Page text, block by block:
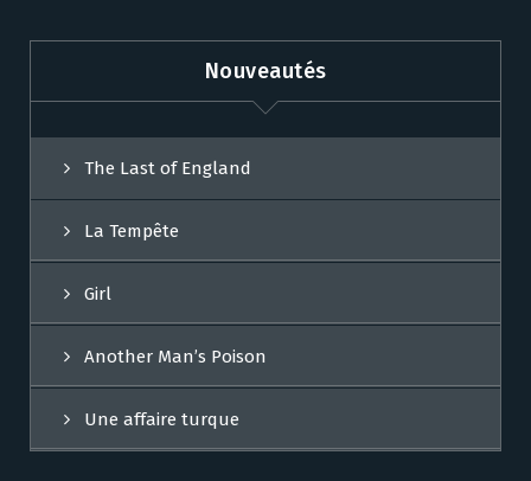
Nouveautés
The Last of England
La Tempête
Girl
Another Man’s Poison
Une affaire turque